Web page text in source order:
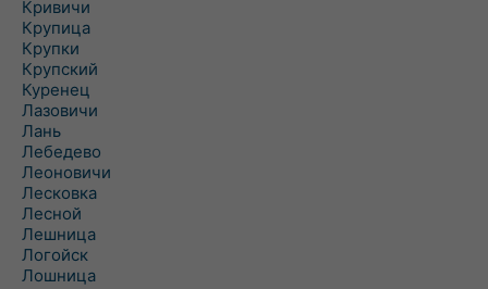
Кривичи
Крупица
Крупки
Крупский
Куренец
Лазовичи
Лань
Лебедево
Леоновичи
Лесковка
Лесной
Лешница
Логойск
Лошница